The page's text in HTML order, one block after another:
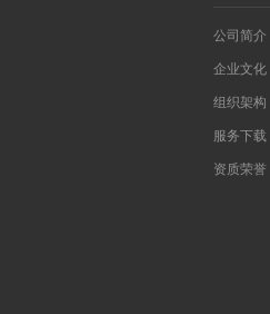
公司简介
企业文化
组织架构
服务下载
资质荣誉